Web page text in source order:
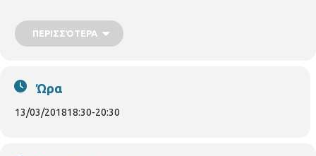
ΠΕΡΙΣΣΌΤΕΡΑ
Ώρα
13/03/201818:30-20:30